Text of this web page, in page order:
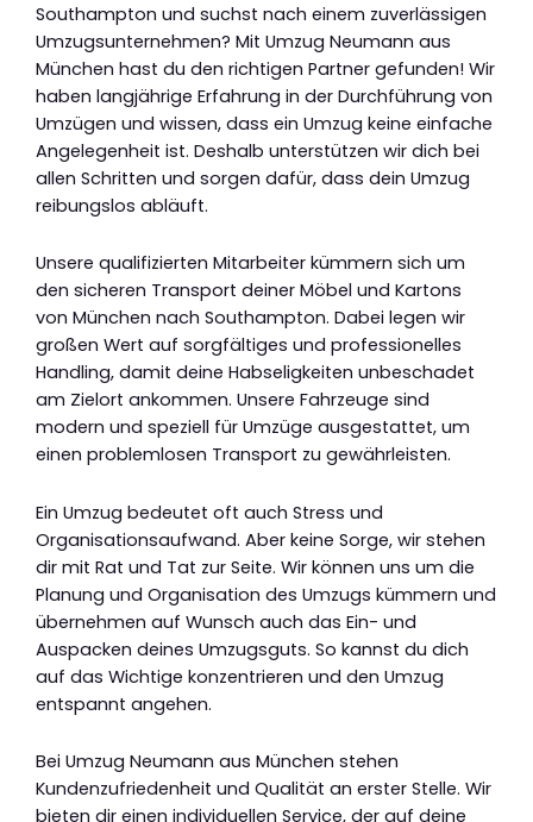
Southampton und suchst nach einem zuverlässigen
Umzugsunternehmen? Mit Umzug Neumann aus
München hast du den richtigen Partner gefunden! Wir
haben langjährige Erfahrung in der Durchführung von
Umzügen und wissen, dass ein Umzug keine einfache
Angelegenheit ist. Deshalb unterstützen wir dich bei
allen Schritten und sorgen dafür, dass dein Umzug
reibungslos abläuft.
Unsere qualifizierten Mitarbeiter kümmern sich um
den sicheren Transport deiner Möbel und Kartons
von München nach Southampton. Dabei legen wir
großen Wert auf sorgfältiges und professionelles
Handling, damit deine Habseligkeiten unbeschadet
am Zielort ankommen. Unsere Fahrzeuge sind
modern und speziell für Umzüge ausgestattet, um
einen problemlosen Transport zu gewährleisten.
Ein Umzug bedeutet oft auch Stress und
Organisationsaufwand. Aber keine Sorge, wir stehen
dir mit Rat und Tat zur Seite. Wir können uns um die
Planung und Organisation des Umzugs kümmern und
übernehmen auf Wunsch auch das Ein- und
Auspacken deines Umzugsguts. So kannst du dich
auf das Wichtige konzentrieren und den Umzug
entspannt angehen.
Bei Umzug Neumann aus München stehen
Kundenzufriedenheit und Qualität an erster Stelle. Wir
bieten dir einen individuellen Service, der auf deine